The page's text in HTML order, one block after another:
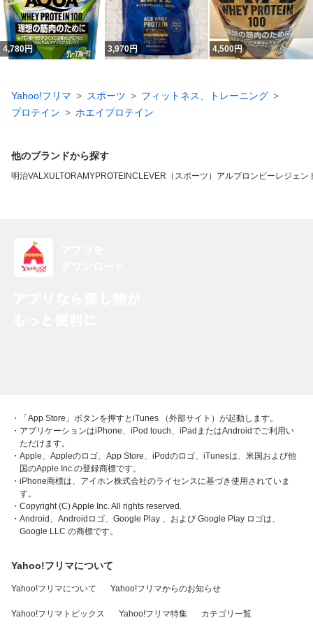
4,780円 3,970円 4,500円
Yahoo!フリマ スポーツ
フィットネス、トレーニング
プロテイン
ホエイプロテイン
他のブランドから探す
明治VALXULTORAMYPROTEINCLEVER（スポーツ） アルプロン ビーレジェン
・「App Store」ボタンを押すとiTunes （外部サイト）が起動します。
・アプリケーションはiPhone、iPod touch、iPadまたはAndroidでご利用い
ただけます。
・Apple、Appleのロゴ、App Store、iPodのロゴ、iTunesは、米国および他
国のApple Inc.の登録商標です。
・iPhone商標は、アイホン株式会社のライセンスに基づき使用されていま
す。
・Copyright (C) Apple Inc. All rights reserved.
・Android、Androidロゴ、Google Play 、および Google Play ロゴは、
Google LLC の商標です。
Yahoo!フリマについて
Yahoo!フリマについて Yahoo!フリマからのお知らせ
Yahoo!フリマトピックス Yahoo!フリマ特集 カテゴリ一覧